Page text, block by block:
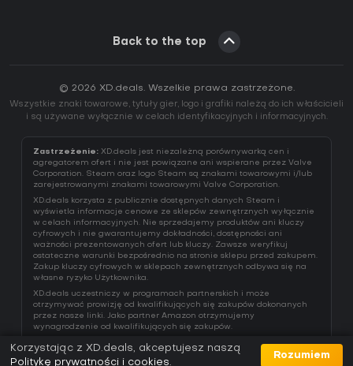
Back to the top
© 2026 XD.deals. Wszelkie prawa zastrzeżone.
Wszystkie znaki towarowe, tytuły gier, logo i grafiki należą do ich właścicieli
i są używane wyłącznie w celach identyfikacyjnych i informacyjnych.
Zastrzeżenie: XD.deals jest niezależną porównywarką cen i
agregatorem ofert i nie jest powiązane ani wspierane przez Valve
Corporation. Steam oraz logo Steam są znakami towarowymi i/lub
zarejestrowanymi znakami towarowymi Valve Corporation.
XD.deals korzysta z publicznie dostępnych danych Steam i
wyświetla informacje cenowe ze sklepów zewnętrznych wyłącznie
w celach informacyjnych. Nie sprzedajemy produktów ani kluczy
cyfrowych i nie gwarantujemy dokładności, dostępności ani
ważności prezentowanych ofert lub kluczy. Zawsze weryfikuj
ostateczne warunki bezpośrednio na stronie sklepu przed zakupem.
Zakup kluczy cyfrowych w sklepach zewnętrznych odbywa się na
własne ryzyko Użytkownika.
XD.deals uczestniczy w programach partnerskich i może
otrzymywać prowizję od kwalifikujących się zakupów dokonanych
przez nasze linki. Jako partner Amazon otrzymujemy
wynagrodzenie od kwalifikujących się zakupów.
Korzystając z XD.deals, akceptujesz naszą
Politykę prywatności i cookies
Rozumiem